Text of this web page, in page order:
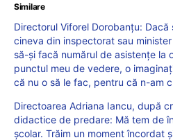
Similare
Directorul Viforel Dorobanțu: Dacă
cineva din inspectorat sau
să-și facă numărul de asistențe la
punctul meu de vedere, o
că nu o să le fac, pentru că n-am
Directoarea Adriana Iancu, după
didactice de predare: Mă tem de
școlar. Trăim un moment încordat